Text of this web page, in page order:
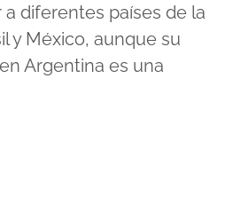
diferentes países de la
y México, aunque su
Argentina es una